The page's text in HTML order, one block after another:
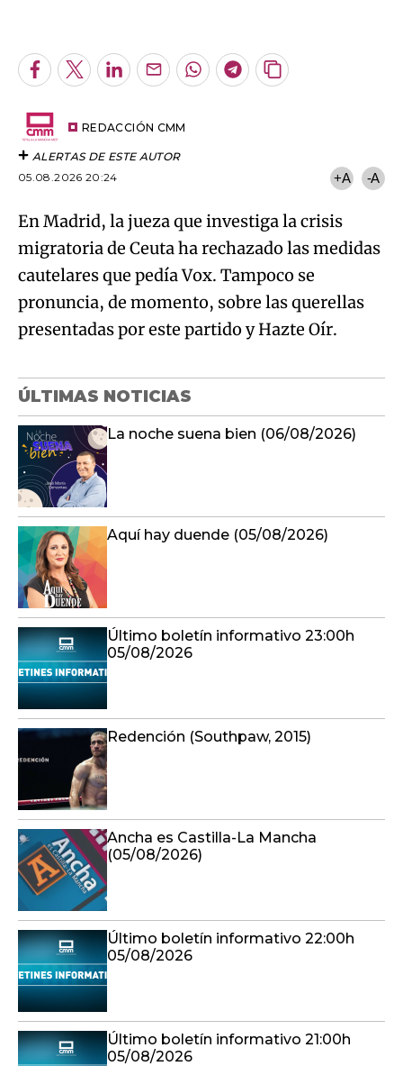
Facebook
TwitterLinkedInEnviarWhatsapp
Telegram
Copiar
REDACCIÓN CMM
ALERTAS DE ESTE AUTOR
05.08.2026 20:24
+A -A
En Madrid, la jueza que investiga la crisis
migratoria de Ceuta ha rechazado las medidas
cautelares que pedía Vox. Tampoco se
pronuncia, de momento, sobre las querellas
presentadas por este partido y Hazte Oír.
ÚLTIMAS NOTICIAS
La noche suena bien (06/08/2026)
Aquí hay duende (05/08/2026)
Último boletín informativo 23:00h
05/08/2026
Redención (Southpaw, 2015)
Ancha es Castilla-La Mancha
(05/08/2026)
Último boletín informativo 22:00h
05/08/2026
Último boletín informativo 21:00h
05/08/2026